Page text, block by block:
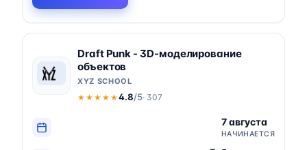
Draft Punk - 3D-моделирование
объектов
XYZ SCHOOL
★★★★★
★★★★★4.8/5· 307
7 августа
НАЧИНАЕТСЯ